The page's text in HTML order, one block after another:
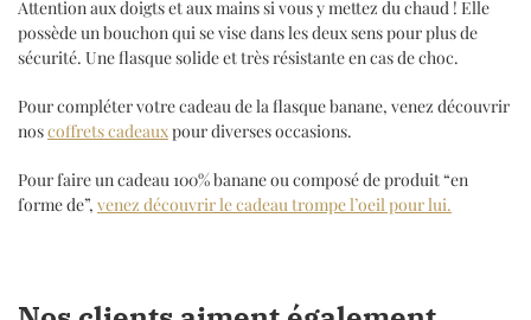
Attention aux doigts et aux mains si vous y mettez du chaud ! Elle
possède un bouchon qui se vise dans les deux sens pour plus de
sécurité. Une flasque solide et très résistante en cas de choc.
Pour compléter votre cadeau de la flasque banane, venez découvrir
noscoffrets cadeauxpour diverses occasions.
Pour faire un cadeau 100% banane ou composé de produit “en
forme de”, venez découvrir le cadeau trompe l’oeil pour lui.